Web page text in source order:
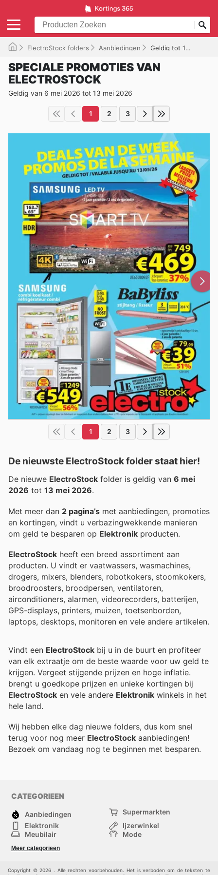
ElectroStock folders Aanbiedingen Geldig tot 13/05/2026
SPECIALE PROMOTIES VAN
ELECTROSTOCK
Geldig van 6 mei 2026 tot 13 mei 2026
1 2 3
1 2 3
De nieuwste ElectroStock folder staat hier!
De nieuwe ElectroStock folder is geldig van 6 mei
2026 tot 13 mei 2026.
Met meer dan 2 pagina’s met aanbiedingen, promoties
en kortingen, vindt u verbazingwekkende manieren
om geld te besparen op Elektronik producten.
ElectroStock heeft een breed assortiment aan
producten. U vindt er vaatwassers, wasmachines,
drogers, mixers, blenders, robotkokers, stoomkokers,
broodroosters, broodpersen, ventilatoren,
airconditioners, alarmen, videorecorders, batterijen,
GPS-displays, printers, muizen, toetsenborden,
laptops, desktops, monitoren en vele andere artikelen.
Vindt een ElectroStock bij u in de buurt en profiteer
van elk extraatje om de beste waarde voor uw geld te
krijgen. Vergeet stijgende prijzen en hoge inflatie.
brengt u goedkope prijzen en unieke kortingen bij
ElectroStock en vele andere Elektronik winkels in het
hele land.
Wij hebben elke dag nieuwe folders, dus kom snel
terug voor nog meer ElectroStock aanbiedingen!
Bezoek om vandaag nog te beginnen met besparen.
CATEGORIEEN
Aanbiedingen
Supermarkten
Elektronik
Ijzerwinkel
Meubilair
Mode
Schoonheid
Meer categorieën
Copyright © 2026 . Alle rechten voorbehouden. Het is verboden om de teksten te